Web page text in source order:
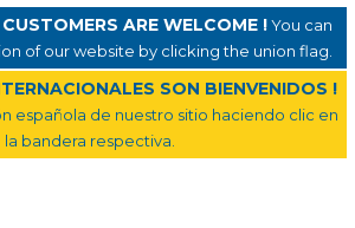
ARE WELCOME !You can
of our website by clicking the union flag.
SON BIENVENIDOS !
española de nuestro sitio haciendo clic en
la bandera respectiva.